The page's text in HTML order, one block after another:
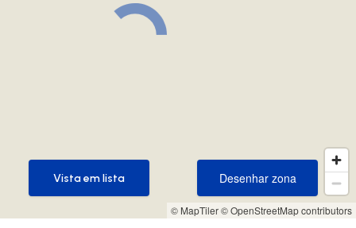
© MapTiler© OpenStreetMap contributors
Desenhar zona
Desenhar zona
Vista em lista
Vista em lista